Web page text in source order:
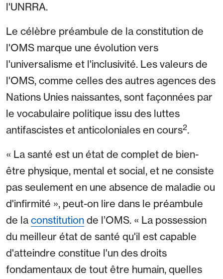
l'UNRRA.
Le célèbre préambule de la constitution de
l'OMS marque une évolution vers
l'universalisme et l'inclusivité. Les valeurs de
l'OMS, comme celles des autres agences des
Nations Unies naissantes, sont façonnées par
le vocabulaire politique issu des luttes
antifascistes et anticoloniales en cours2.
« La santé est un état de complet de bien-
être physique, mental et social, et ne consiste
pas seulement en une absence de maladie ou
d'infirmité », peut-on lire dans le préambule
de la constitution de l’OMS. « La possession
du meilleur état de santé qu'il est capable
d'atteindre constitue l'un des droits
fondamentaux de tout être humain, quelles